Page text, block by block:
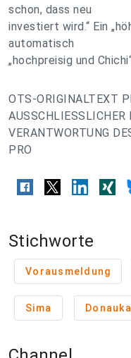
schon, dass neu
investiert wird.“ Ein
automatisch
„hochpreisig und
OTS-ORIGINALTEXT
AUSSCHLIESSLICHER
VERANTWORTUNG
PRO
Stichworte
Vorausmeldung
Sima